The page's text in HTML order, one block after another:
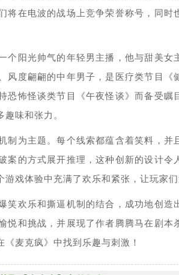
将在电波的战场上竞争荣誉称号，同时
个阳光帅气的年轻男主播，他与甜美女
度翩翩的中年男子，是医疗类节目《
怖怪谈类节目《午夜怪谈》而备受瞩
味和张力。
制为主题。每个线索都蕴含着笑料，并
案的方式展开推理，这种创新的设计令
戏体验中充满了欢乐和紧张，让玩家们
笑欢乐和撕逼机制的结合，成功地创造
悦和挑战，并展现了作者腾腾马在剧本
麦克疯》中找到乐趣与刺激！